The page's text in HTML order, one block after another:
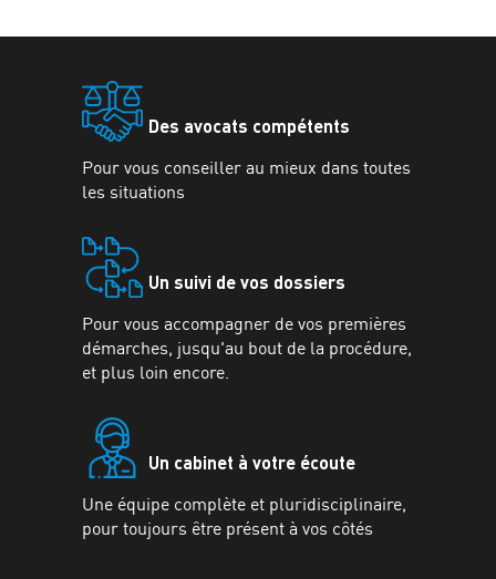
Des avocats compétents
Pour vous conseiller au mieux dans toutes
les situations
Un suivi de vos dossiers
Pour vous accompagner de vos premières
démarches, jusqu'au bout de la procédure,
et plus loin encore.
Un cabinet à votre écoute
Une équipe complète et pluridisciplinaire,
pour toujours être présent à vos côtés